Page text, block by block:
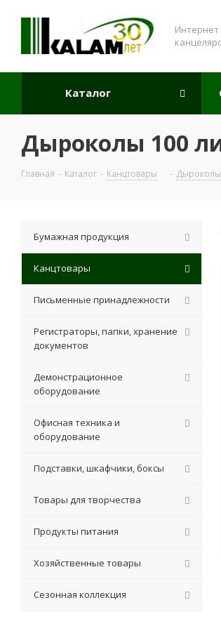
Интернет
Каталог
Дыроколы 100
Главная - Каталог - Канцтовары - Дыроколы
Бумажная продукция
Канцтовары
Письменные принадлежности
Регистраторы, папки, хранение
документов
Демонстрационное
оборудование
Офисная техника и
оборудование
Подставки, шкафчики, боксы
Товары для творчества
Продукты питания
Хозяйственные товары
Сезонная коллекция